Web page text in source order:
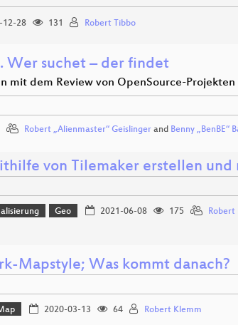
12-28 131 Robert Tibbo
Wer suchet – der findet
mit dem Review von OpenSource-Projekten
Robert „Alienmaster“ Geislinger and Benny „BenBE“
von Tilemaker erstellen und
Geo 2021-06-08 175 Robert
Mapstyle; Was kommt danach?
2020-03-13 64 Robert Klemm